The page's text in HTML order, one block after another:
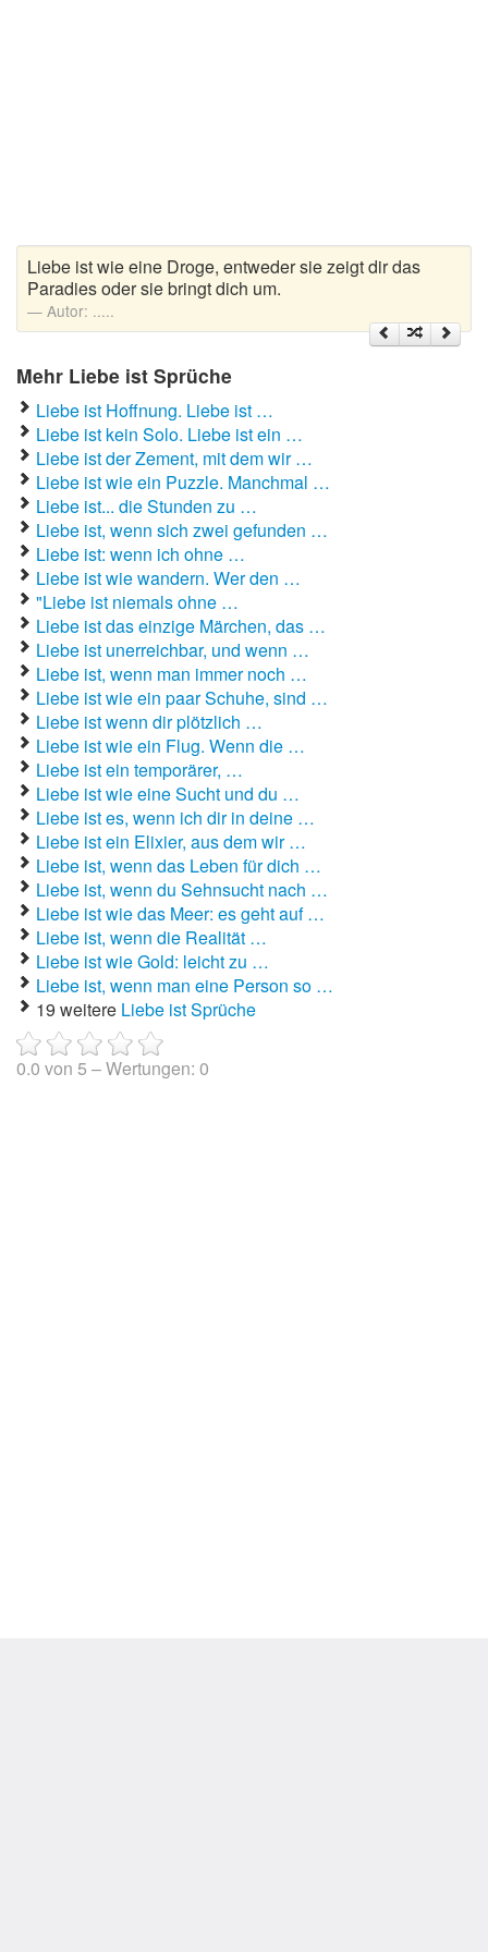
Liebesbotschaft
Liebesbriefe
Liebeserklärung
Liebesfilme
Liebesgedichte
Liebesgrüße
Liebeslieder
Liebestexte
Liebeszauber
Partnerschaft / Beziehung
erstes Date
Traumfrau / Traummann finden
Zufallsspruch
Liebe ist wie eine Droge, entweder sie zeigt dir das
Paradies oder sie bringt dich um.
Autor: .....
Mehr Liebe ist Sprüche
Liebe ist Hoffnung. Liebe ist …
Liebe ist kein Solo. Liebe ist ein …
Liebe ist der Zement, mit dem wir …
Liebe ist wie ein Puzzle. Manchmal …
Liebe ist... die Stunden zu …
Liebe ist, wenn sich zwei gefunden …
Liebe ist: wenn ich ohne …
Liebe ist wie wandern. Wer den …
"Liebe ist niemals ohne …
Liebe ist das einzige Märchen, das …
Liebe ist unerreichbar, und wenn …
Liebe ist, wenn man immer noch …
Liebe ist wie ein paar Schuhe, sind …
Liebe ist wenn dir plötzlich …
Liebe ist wie ein Flug. Wenn die …
Liebe ist ein temporärer, …
Liebe ist wie eine Sucht und du …
Liebe ist es, wenn ich dir in deine …
Liebe ist ein Elixier, aus dem wir …
Liebe ist, wenn das Leben für dich …
Liebe ist, wenn du Sehnsucht nach …
Liebe ist wie das Meer: es geht auf …
Liebe ist, wenn die Realität …
Liebe ist wie Gold: leicht zu …
Liebe ist, wenn man eine Person so …
19 weitere Liebe ist Sprüche
0.0 von 5 – Wertungen: 0